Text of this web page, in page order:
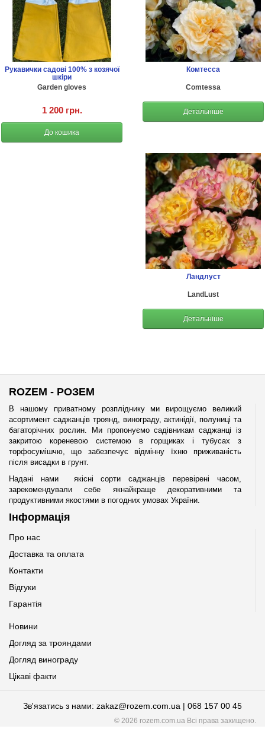
Рукавички садові 100% з козячої
шкіри
Garden gloves
1 200 грн.
До кошика
Комтесса
Comtessa
Детальніше
Ландлуст
LandLust
Детальніше
ROZEM - РОЗЕМ
В нашому приватному розпліднику ми вирощуємо великий
асортимент саджанців троянд, винограду, актинідії, полуниці та
багаторічних рослин. Ми пропонуємо садівникам саджанці із
закритою кореневою системою в горщиках і тубусах з
торфосумішчю, що забезпечує відмінну їхню приживаність
після висадки в грунт.
Надані нами якісні сорти саджанців перевірені часом,
зарекомендували себе якнайкраще декоративними та
продуктивними якостями в погодних умовах України.
Інформація
Про нас
Доставка та оплата
Контакти
Відгуки
Гарантія
Новини
Догляд за трояндами
Догляд винограду
Цікаві факти
Зв'язатись з нами: zakaz@rozem.com.ua | 068 157 00 45
© 2026 rozem.com.ua Всі права захищено.